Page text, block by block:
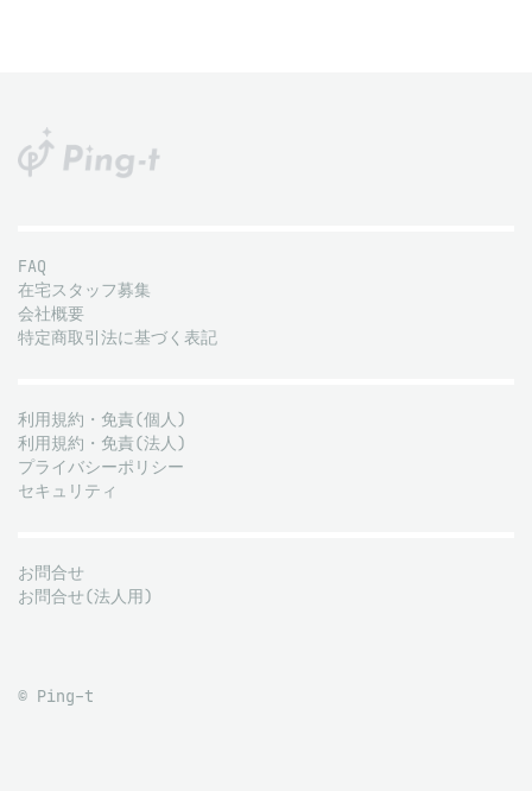
FAQ
在宅スタッフ募集
会社概要
特定商取引法に基づく表記
利用規約・免責(個人)
利用規約・免責(法人)
プライバシーポリシー
セキュリティ
お問合せ
お問合せ(法人用)
© Ping-t